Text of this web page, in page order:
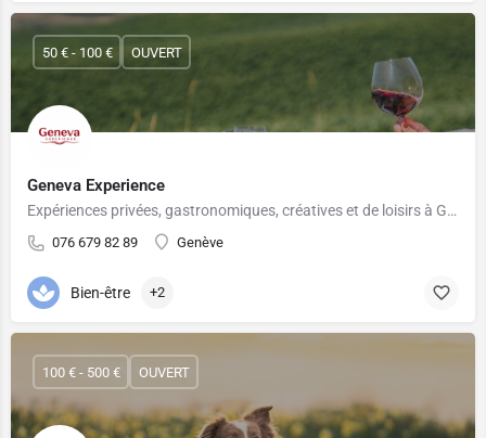
Geneva Experience
Expériences privées, gastronomiques, créatives et de loisirs à Genève
076 679 82 89 Genève
50 € - 100 € OUVERT
Bien-être +2
100 € - 500 € OUVERT